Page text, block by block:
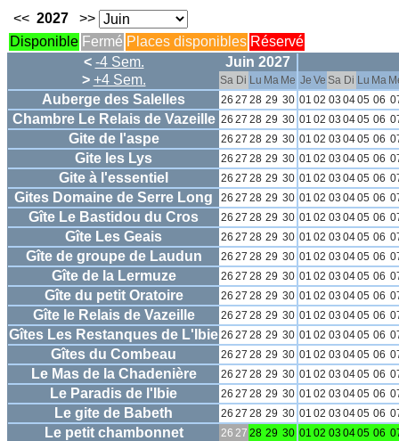
<< 2027
>>
Disponible Fermé Places disponibles Réservé
< -4 Sem.
Juin 2027
> +4 Sem. Sa Di Lu Ma Me Je Ve Sa Di Lu Ma
Auberge des Salelles 26 27 28 29 30 01 02 03 0405 06
Chambre Le Relais de Vazeille 26 27 28 29 30 01 02 03 0405 06
Gite de l'aspe 26 27 28 29 30 01 02 03 0405 06
Gite les Lys 26 27 28 29 30 01 02 03 0405 06
Gite à l'essentiel 26 27 28 29 30 01 02 03 0405 06
Gites Domaine de Serre Long 26 27 28 29 30 01 02 03 0405 06
Gîte Le Bastidou du Cros 26 27 28 29 30 01 02 03 0405 06
Gîte Les Geais 26 27 28 29 30 01 02 03 0405 06
Gîte de groupe de Laudun 26 27 28 29 30 01 02 03 0405 06
Gîte de la Lermuze 26 27 28 29 30 01 02 03 0405 06
Gîte du petit Oratoire 26 27 28 29 30 01 02 03 0405 06
Gîte le Relais de Vazeille 26 27 28 29 30 01 02 03 0405 06
Gîtes Les Restanques de L'Ibie 26 27 28 29 30 01 02 03 0405 06
Gîtes du Combeau 26 27 28 29 30 01 02 03 0405 06
Le Mas de la Chadenière 26 27 28 29 30 01 02 03 0405 06
Le Paradis de l'Ibie 26 27 28 29 30 01 02 03 0405 06
Le gite de Babeth 26 27 28 29 30 01 02 03 0405 06
Le petit chambonnet 26 27 28 29 30 01 02 030405 06